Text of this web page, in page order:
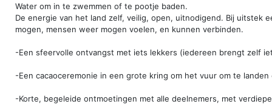
Water om in te zwemmen of te pootje baden.
De energie van het land zelf, veilig, open, uitnodigend. Bij uitstek
mogen, mensen weer mogen voelen, en kunnen verbinden.
-Een sfeervolle ontvangst met iets lekkers (iedereen brengt zelf
-Een cacaoceremonie in een grote kring om het vuur om te
-Korte, begeleide ontmoetingen met alle deelnemers, met